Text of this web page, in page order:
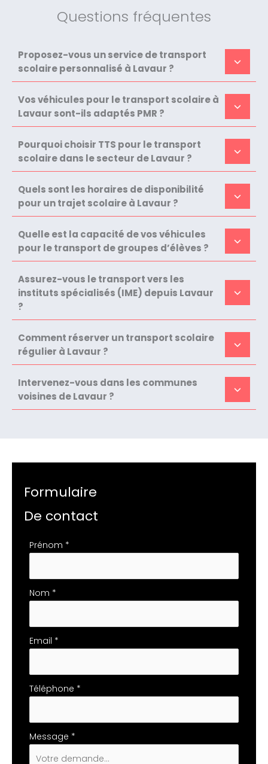
Questions fréquentes
Proposez-vous un service de transport
scolaire personnalisé à Lavaur ?
Vos véhicules pour le transport scolaire à
Lavaur sont-ils adaptés PMR ?
Pourquoi choisir TTS pour le transport
scolaire dans le secteur de Lavaur ?
Quels sont les horaires de disponibilité
pour un trajet scolaire à Lavaur ?
Quelle est la capacité de vos véhicules
pour le transport de groupes d’élèves ?
Assurez-vous le transport vers les
instituts spécialisés (IME) depuis Lavaur
?
Comment réserver un transport scolaire
régulier à Lavaur ?
Intervenez-vous dans les communes
voisines de Lavaur ?
Formulaire
De contact
Formulaire
téléphone
Prénom *
Nom *
Email *
Téléphone *
Message *